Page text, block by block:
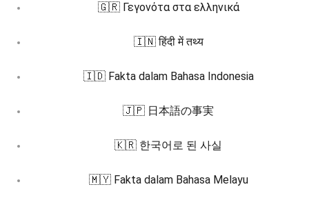
🇬🇷 Γεγονότα στα ελληνικά
🇮🇳 हिंदी में तथ्य
🇮🇩 Fakta dalam Bahasa Indonesia
🇯🇵 日本語の事実
🇰🇷 한국어로 된 사실
🇲🇾 Fakta dalam Bahasa Melayu